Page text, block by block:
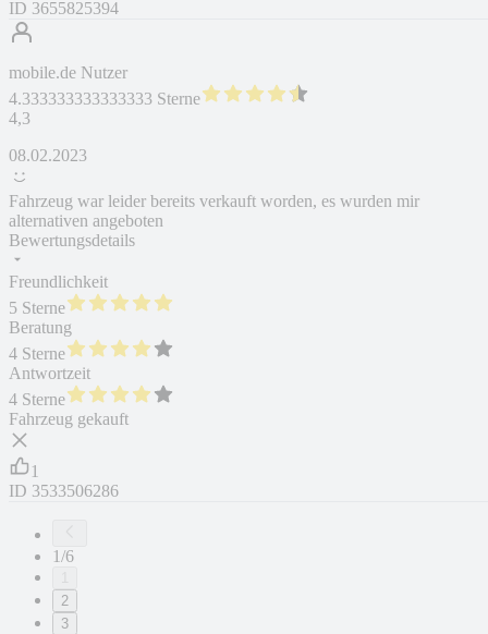
ID 3655825394
mobile.de Nutzer
4.333333333333333 Sterne
4,3
08.02.2023
Fahrzeug war leider bereits verkauft worden, es wurden mir
alternativen angeboten
Bewertungsdetails
Freundlichkeit
5 Sterne
Beratung
4 Sterne
Antwortzeit
4 Sterne
Fahrzeug gekauft
1
ID 3533506286
1/6
2
3